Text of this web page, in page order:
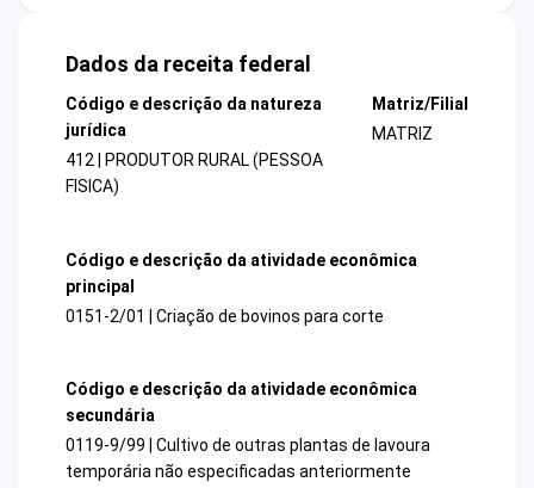
Dados da receita federal
Código e descrição da natureza
jurídica
412 | PRODUTOR RURAL (PESSOA
FISICA)
Matriz/Filial
MATRIZ
Código e descrição da atividade econômica
principal
0151-2/01 | Criação de bovinos para corte
Código e descrição da atividade econômica
secundária
0119-9/99 | Cultivo de outras plantas de lavoura
temporária não especificadas anteriormente